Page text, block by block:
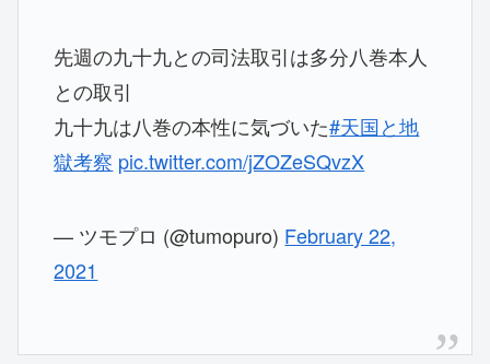
先週の九十九との司法取引は多分八巻本人
との取引
九十九は八巻の本性に気づいた#天国と地
獄考察 pic.twitter.com/jZOZeSQvzX
— ツモプロ (@tumopuro) February 22,
2021